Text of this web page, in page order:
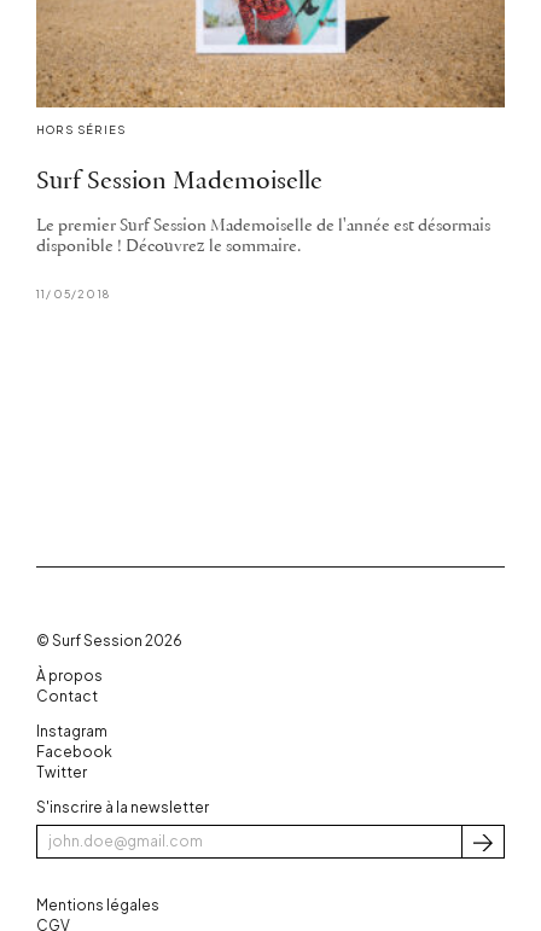
HORS SÉRIES
Surf Session Mademoiselle
Le premier Surf Session Mademoiselle de l'année est désormais
disponible ! Découvrez le sommaire.
11/05/2018
© Surf Session 2026
À propos
Contact
Instagram
Facebook
Twitter
S'inscrire à la newsletter
Mentions légales
CGV